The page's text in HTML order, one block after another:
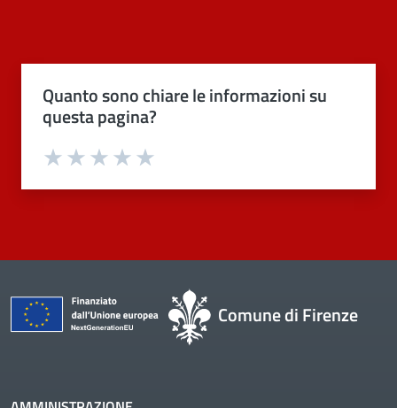
Quanto sono chiare le informazioni su
questa pagina?
Valuta 4 stelle su 5
Valuta 3 stelle su 5
Valuta 2 stelle su 5
Valuta 1 stelle su 5
Comune di Firenze